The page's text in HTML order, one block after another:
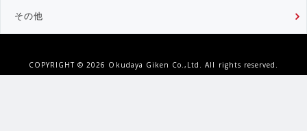
その他
COPYRIGHT ©2026 Okudaya Giken Co.,Ltd. All rights reserved.